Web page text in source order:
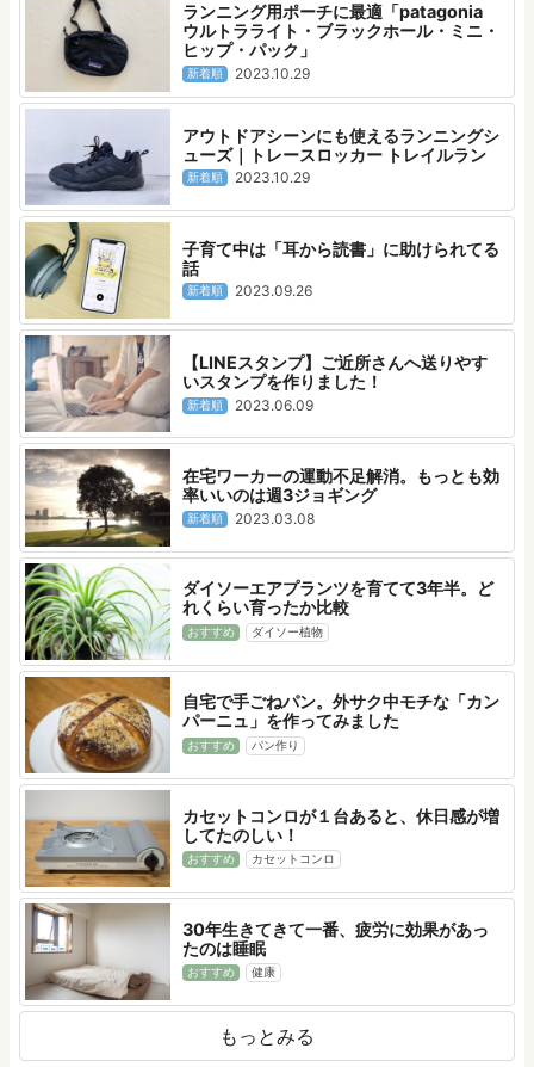
ランニング用ポーチに最適「patagonia
ウルトラライト・ブラックホール・ミニ・
ヒップ・パック」
新着順 2023.10.29
アウトドアシーンにも使えるランニングシ
ューズ｜トレースロッカー トレイルラン
新着順 2023.10.29
子育て中は「耳から読書」に助けられてる
話
新着順 2023.09.26
【LINEスタンプ】ご近所さんへ送りやす
いスタンプを作りました！
新着順 2023.06.09
在宅ワーカーの運動不足解消。もっとも効
率いいのは週3ジョギング
新着順 2023.03.08
ダイソーエアプランツを育てて3年半。ど
れくらい育ったか比較
おすすめ ダイソー植物
自宅で手ごねパン。外サク中モチな「カン
パーニュ」を作ってみました
おすすめ パン作り
カセットコンロが１台あると、休日感が増
してたのしい！
おすすめ カセットコンロ
30年生きてきて一番、疲労に効果があっ
たのは睡眠
おすすめ 健康
もっとみる